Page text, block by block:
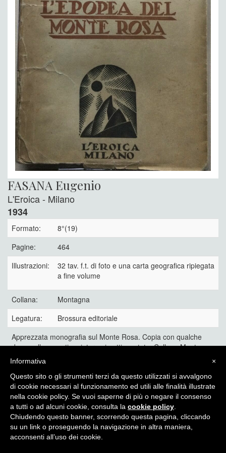
FASANA Eugenio
L'Eroica - Milano
1934
Formato:
8°(19)
Pagine:
464
Illustrazioni:
32 tav. f.t. di foto e una carta geografica ripiegata
a fine volume
Collana:
Montagna
Legatura:
Brossura editoriale
Apprezzata monografia sul Monte Rosa. Copia con qualche
danno alla copertina, interno in ottimo stato. Collana Montagna
15.
50 €
Itinera Alpina - di Angelo Recalcati - p.za Baiamonti, 3 - 20154 -
MI - Tel: 02.33604325 - itineraalpina@fastwebnet.it |Privacy
policy
×
Informativa
Questo sito o gli strumenti terzi da questo utilizzati si avvalgono
di cookie necessari al funzionamento ed utili alle finalità illustrate
nella cookie policy. Se vuoi saperne di più o negare il consenso
a tutti o ad alcuni cookie, consulta la cookie policy
Chiudendo questo banner, scorrendo questa pagina, cliccando
su un link o proseguendo la navigazione in altra maniera,
acconsenti all’uso dei cookie.